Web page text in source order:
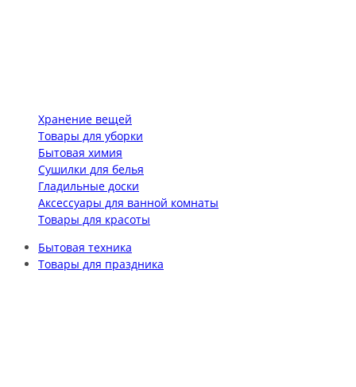
Хранение вещей
Товары для уборки
Бытовая химия
Сушилки для белья
Гладильные доски
Аксессуары для ванной комнаты
Товары для красоты
Бытовая техника
Товары для праздника